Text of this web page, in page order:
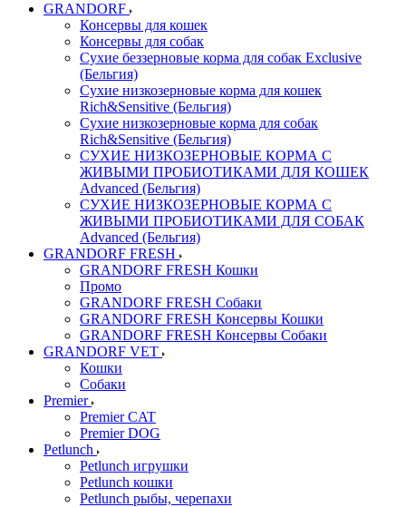
GRANDORF
Консервы для кошек
Консервы для собак
Сухие беззерновые корма для собак Exclusive
(Бельгия)
Сухие низкозерновые корма для кошек
Rich&Sensitive (Бельгия)
Сухие низкозерновые корма для собак
Rich&Sensitive (Бельгия)
СУХИЕ НИЗКОЗЕРНОВЫЕ КОРМА С
ЖИВЫМИ ПРОБИОТИКАМИ ДЛЯ КОШЕК
Advanced (Бельгия)
СУХИЕ НИЗКОЗЕРНОВЫЕ КОРМА С
ЖИВЫМИ ПРОБИОТИКАМИ ДЛЯ СОБАК
Advanced (Бельгия)
GRANDORF FRESH
GRANDORF FRESH Кошки
Промо
GRANDORF FRESH Собаки
GRANDORF FRESH Консервы Кошки
GRANDORF FRESH Консервы Собаки
GRANDORF VET
Кошки
Собаки
Premier
Premier CAT
Premier DOG
Petlunch
Petlunch игрушки
Petlunch кошки
Petlunch рыбы, черепахи